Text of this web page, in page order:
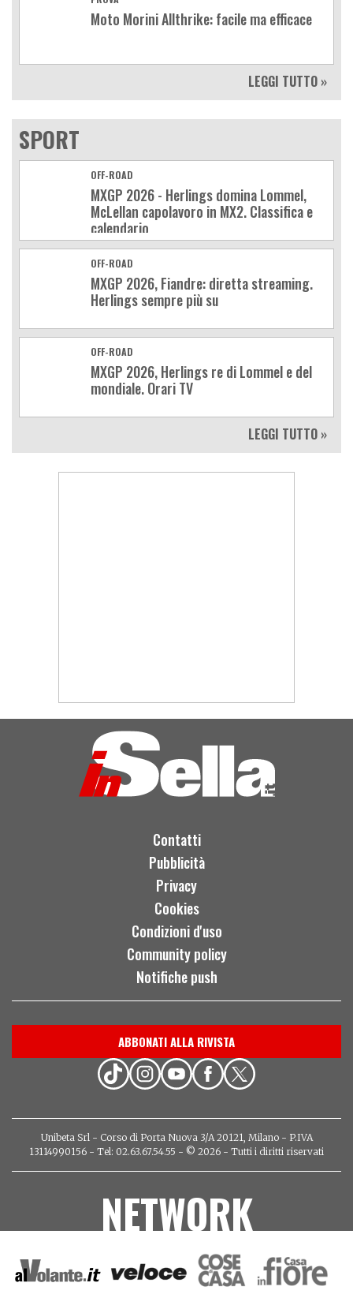
Moto Morini Allthrike: facile ma efficace
LEGGI TUTTO »
SPORT
OFF-ROAD
MXGP 2026 - Herlings domina Lommel,
McLellan capolavoro in MX2. Classifica e
calendario
OFF-ROAD
MXGP 2026, Fiandre: diretta streaming.
Herlings sempre più su
OFF-ROAD
MXGP 2026, Herlings re di Lommel e del
mondiale. Orari TV
LEGGI TUTTO »
Contatti
Pubblicità
Privacy
Cookies
Condizioni d'uso
Community policy
Notifiche push
ABBONATI ALLA RIVISTA
Unibeta Srl - Corso di Porta Nuova 3/A 20121, Milano - P.IVA
13114990156 - Tel: 02.63.67.54.55 - © 2026 - Tutti i diritti riservati
NETWORK